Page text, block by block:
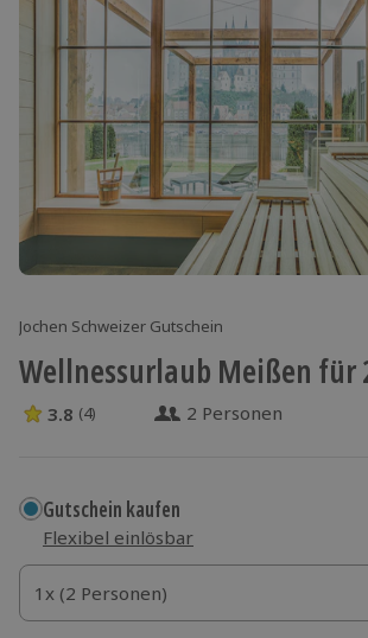
Jochen Schweizer Gutschein
Wellnessurlaub Meißen für
3.8 Sterne von 5 aus 4 Bewertungen
3.8 (4) 2 Personen
Gutschein kaufen
Flexibel einlösbar
1x (2 Personen)
1x (2 Personen)
1x (2 Personen)